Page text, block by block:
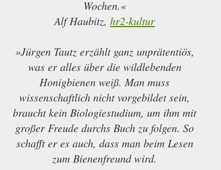
Wochen.«
Alf Haubitz, hr2-kultur
»Jürgen Tautz erzählt ganz unprätentiös,
was er alles über die wildlebenden
Honigbienen weiß. Man muss
wissenschaftlich nicht vorgebildet sein,
braucht kein Biologiestudium, um ihm mit
großer Freude durchs Buch zu folgen. So
schafft er es auch, dass man beim Lesen
zum Bienenfreund wird.